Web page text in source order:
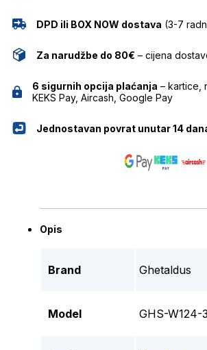
DPD ili BOX NOW dostava (3-7
Za narudžbe do 80€ – cijena
6 sigurnih opcija plaćanja – kartice,
KEKS Pay, Aircash, Google Pay
Jednostavan povrat unutar 14
Opis
Brand Ghetaldus
Model GHS-W124-